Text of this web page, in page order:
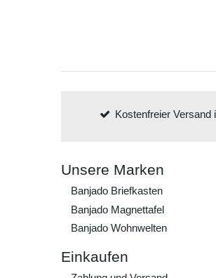
Kostenfreier Versand
Unsere Marken
Banjado Briefkasten
Banjado Magnettafel
Banjado Wohnwelten
Einkaufen